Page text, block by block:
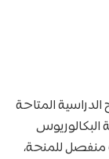
المتاحة
البكالوريوس
منفصل للمنحة،